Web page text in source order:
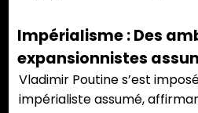
Impérialisme : Des
expansionnistes
Vladimir Poutine s’est
impérialiste assumé,